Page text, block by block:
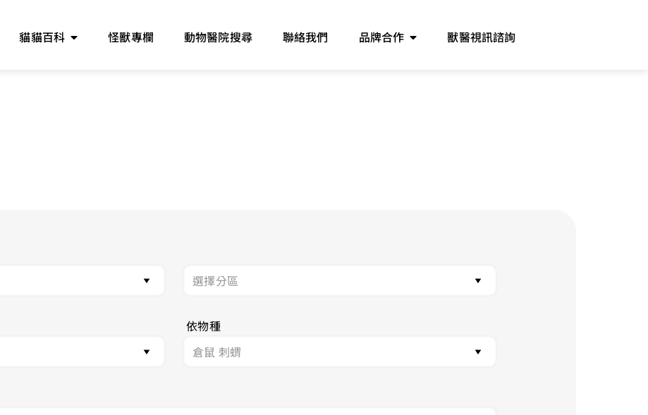
貓貓百科 怪獸專欄 動物醫院搜尋 聯絡我們 品牌合作 獸醫視訊諮詢
依物種